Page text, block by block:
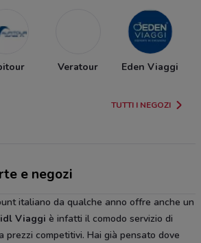
Veratour Eden Viaggi
TUTTI I NEGOZI
e negozi
italiano da qualche anno offre anche un
Viaggi è infatti il comodo servizio di
prezzi competitivi. Hai già pensato dove